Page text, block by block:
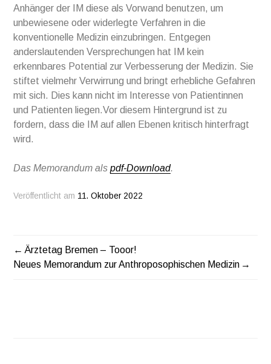
Anhänger der IM diese als Vorwand benutzen, um
unbewiesene oder widerlegte Verfahren in die
konventionelle Medizin einzubringen. Entgegen
anderslautenden Versprechungen hat IM kein
erkennbares Potential zur Verbesserung der Medizin. Sie
stiftet vielmehr Verwirrung und bringt erhebliche Gefahren
mit sich. Dies kann nicht im Interesse von Patientinnen
und Patienten liegen.Vor diesem Hintergrund ist zu
fordern, dass die IM auf allen Ebenen kritisch hinterfragt
wird.
Das Memorandum alspdf-Download.
Veröffentlicht am 11. Oktober 2022
BEITRAGSNAVIGATION
Ärztetag Bremen – Tooor!
Neues Memorandum zur Anthroposophischen Medizin